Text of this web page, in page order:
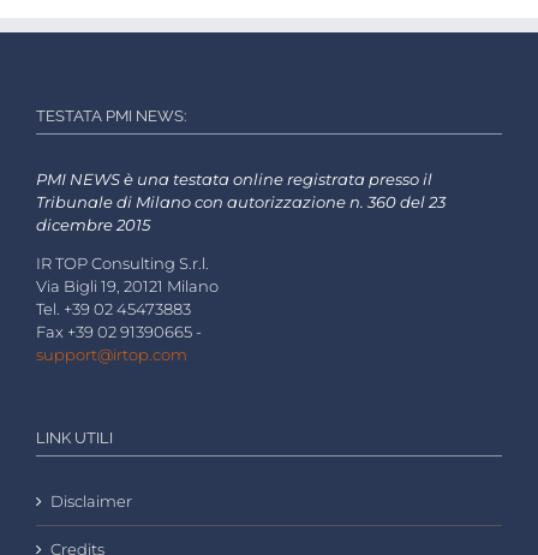
TESTATA PMI NEWS:
PMI NEWS è una testata online registrata presso il
Tribunale di Milano con autorizzazione n. 360 del 23
dicembre 2015
IR TOP Consulting S.r.l.
Via Bigli 19, 20121 Milano
Tel. +39 02 45473883
Fax +39 02 91390665 -
support@irtop.com
LINK UTILI
Disclaimer
Credits